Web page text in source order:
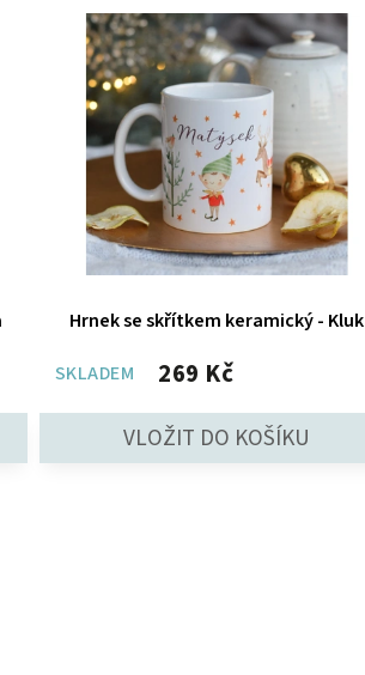
Hrnek se skřítkem keramický - Kluk
SKLADEM 269 Kč